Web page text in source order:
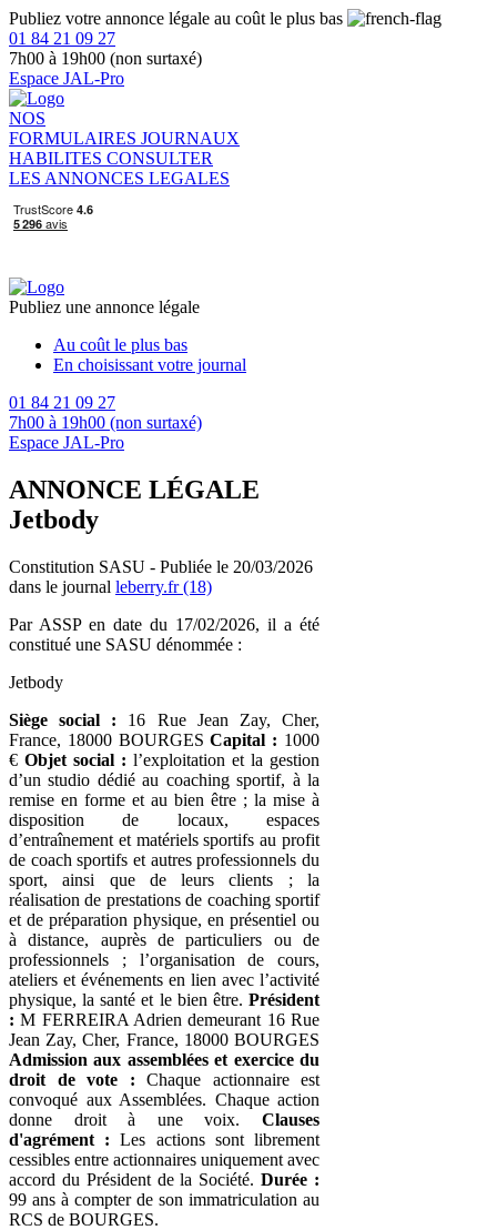
Publiez votre annonce légale au coût le plus bas
01 84 21 09 27
7h00 à 19h00 (non surtaxé)
Espace JAL-Pro
NOS
FORMULAIRES JOURNAUX
HABILITES CONSULTER
LES ANNONCES LEGALES
Publiez une annonce légale
Au coût le plus bas
En choisissant votre journal
01 84 21 09 27
7h00 à 19h00 (non surtaxé)
Espace JAL-Pro
ANNONCE LÉGALE
Jetbody
Constitution SASU - Publiée le 20/03/2026
dans le journal leberry.fr (18)
Par ASSP en date du 17/02/2026, il a été
constitué une SASU dénommée :
Jetbody
Siège social : 16 Rue Jean Zay, Cher,
France, 18000 BOURGESCapital : 1000
€ Objet social : l’exploitation et la gestion
d’un studio dédié au coaching sportif, à la
remise en forme et au bien être ; la mise à
disposition de locaux, espaces
d’entraînement et matériels sportifs au profit
de coach sportifs et autres professionnels du
sport, ainsi que de leurs clients ; la
réalisation de prestations de coaching sportif
et de préparation physique, en présentiel ou
à distance, auprès de particuliers ou de
professionnels ; l’organisation de cours,
ateliers et événements en lien avec l’activité
physique, la santé et le bien être. Président
: M FERREIRA Adrien demeurant 16 Rue
Jean Zay, Cher, France, 18000 BOURGES
Admission aux assemblées et exercice du
droit de vote : Chaque actionnaire est
convoqué aux Assemblées. Chaque action
donne droit à une voix. Clauses
d'agrément : Les actions sont librement
cessibles entre actionnaires uniquement avec
accord du Président de la Société.Durée :
99 ans à compter de son immatriculation au
RCS de BOURGES.